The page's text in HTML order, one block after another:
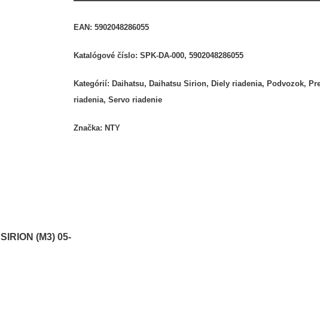
EAN:5902048286055
Katalógové číslo:SPK-DA-000, 5902048286055
Kategórií: Daihatsu, Daihatsu Sirion, Diely riadenia, Podvozok,
riadenia,Servo riadenie
Značka: NTY
(M3) 05-